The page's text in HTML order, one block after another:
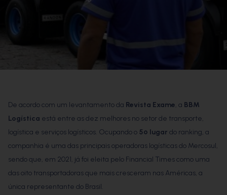
De acordo com um levantamento da Revista Exame, a BBM
Logística está entre as dez melhores no setor de transporte,
logística e serviços logísticos. Ocupando o 5º lugar do ranking, a
companhia é uma das principais operadoras logísticas do Mercosul,
sendo que, em 2021, já foi eleita pelo Financial Times como uma
das oito transportadoras que mais cresceram nas Américas, a
única representante do Brasil.